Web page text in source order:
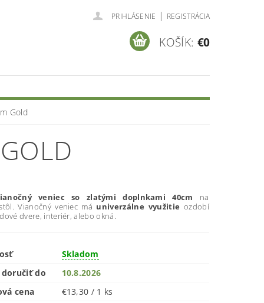
PRIHLÁSENIE | REGISTRÁCIA
KOŠÍK: €0
Gold
veniec so zlatými doplnkami 40cm na
Vianočný veniec má univerzálne využitieozdobí
dvere, interiér, alebo okná.
Skladom
doručiť do
10.8.2026
cena
€13,30 / 1 ks